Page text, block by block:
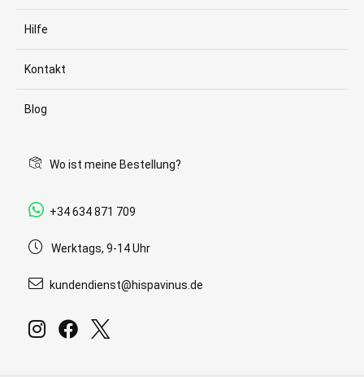
Hilfe
Kontakt
Blog
Wo ist meine Bestellung?
+34 634 871 709
Werktags, 9-14 Uhr
kundendienst@hispavinus.de